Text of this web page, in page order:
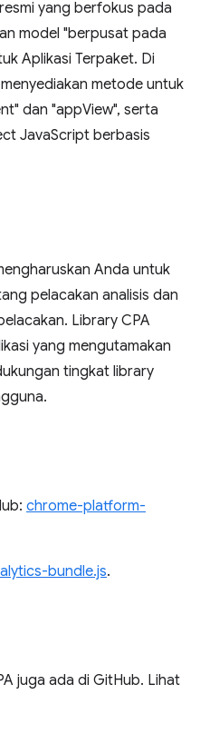
yang berfokus pada
model "berpusat pada
Aplikasi Terpaket. Di
metode untuk
dan "appView", serta
JavaScript berbasis
Anda untuk
pelacakan analisis dan
Library CPA
yang mengutamakan
tingkat library
chrome-platform-
bundle.js.
juga ada di GitHub. Lihat